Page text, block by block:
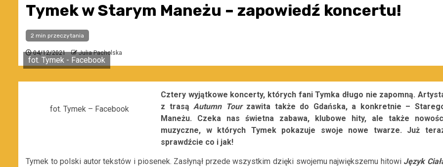
Tymek w Starym Maneżu – zapowiedź koncertu!
2 min przeczytania
04/12/2021 Julia Pacholska
fot. Tymek - Facebook
fot. Tymek – Facebook
Cztery wyjątkowe koncerty, których fani Tymka długo nie zapomną.
z trasąAutumn Tourzawita także do Gdańska, a konkretnie –
Maneżu. Czeka nas świetna zabawa, klubowe hity, ale także
muzyczne, w których Tymek pokazuje swoje nowe twarze. Już
sprawdźcie co i jak!
Tymek to polski autor tekstów i piosenek. Zasłynął przede wszystkim dzięki swojemu największemu hitowiJęzyk